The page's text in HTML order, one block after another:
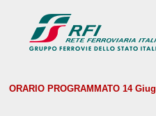
ORARIO PROGRAMMATO 14